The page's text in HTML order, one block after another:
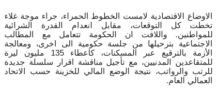
الاوضاع الاقتصادية لامست الخطوط الحمراء، جراء موجة غلاء
تخطت كل التوقعات، مقابل انعدام القدرة الشرائية
للمواطنين. واللافت ان الحكومة تتعامل مع المطالب
الاجتماعية بترحيلها من جلسة حكومية الى اخرى، ومعالجة
الأزمة بالترقيع عبر المسكنات، كاعطاء 135 مليون ليرة
للمتقاعدين المدنيين، مع تأجيل مناقشة اقرار سلسلة جديدة
للرتب والرواتب، نتيجة الوضع المالي للخزينة حسب الاتحاد
العمالي العام.